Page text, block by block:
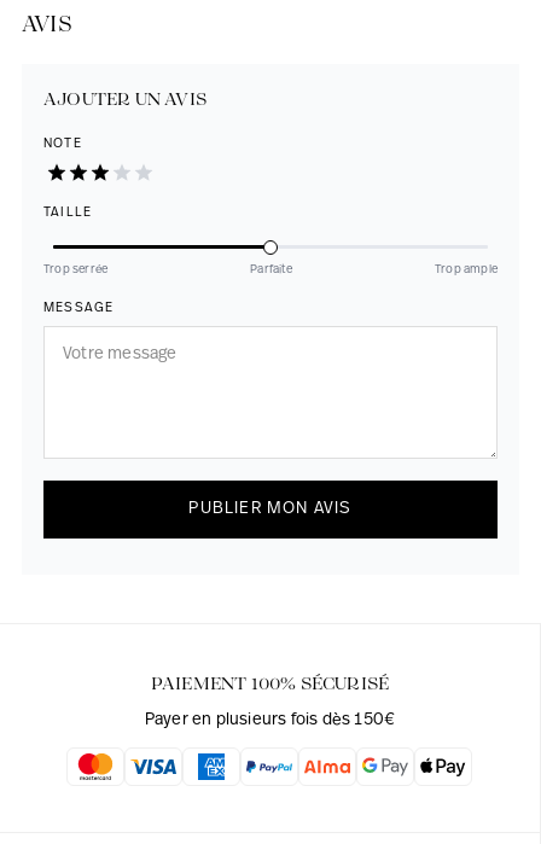
AVIS
AJOUTER UN AVIS
NOTE
TAILLE
Trop serrée Parfaite Trop ample
MESSAGE
PUBLIER MON AVIS
PAIEMENT 100% SÉCURISÉ
Payer en plusieurs fois dès 150€